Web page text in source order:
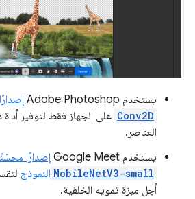
يستخدم Adobe Photoshop
Conv2D على الجهاز فقط لتوفير أداة
العناصر.
يستخدم Google Meet
إصدارًا
MobileNetV3-small النموذج
أجل ميزة تمويه الخلفية.